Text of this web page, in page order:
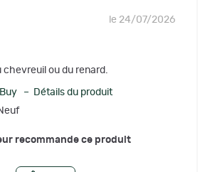
le 24/07/2026
chevreuil ou du renard.
– Détails du produit
recommande ce produit